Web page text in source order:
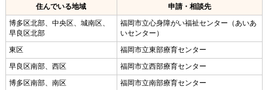
住んでいる地域
申請・相談先
博多区北部、中央区、城南区、
早良区北部
福岡市立心身障がい福祉センター（あいあ
いセンター）
東区
福岡市立東部療育センター
早良区南部、西区
福岡市立西部療育センター
博多区南部、南区
福岡市立南部療育センター